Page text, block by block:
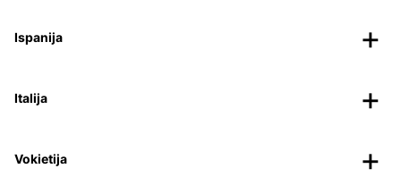
Ispanija
Italija
Vokietija